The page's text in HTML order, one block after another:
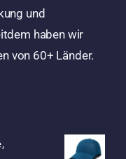
und
haben wir
von 60+ Länder.